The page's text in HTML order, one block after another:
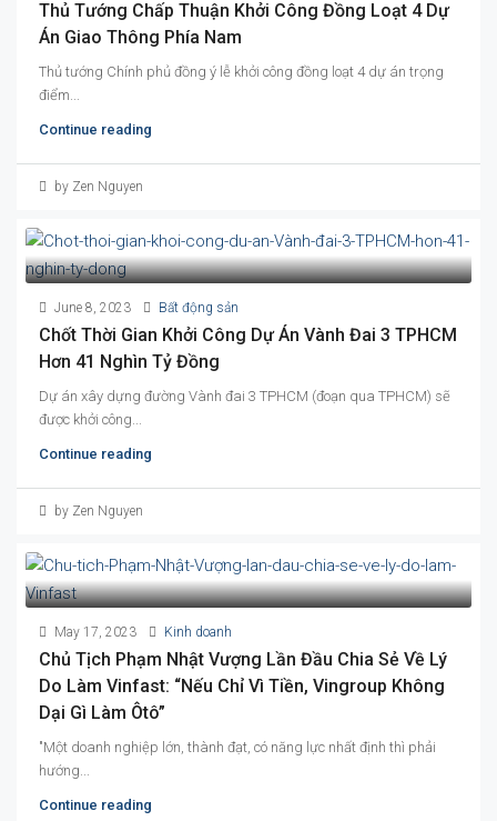
Thủ Tướng Chấp Thuận Khởi Công Đồng Loạt 4 Dự
Án Giao Thông Phía Nam
Thủ tướng Chính phủ đồng ý lễ khởi công đồng loạt 4 dự án trọng
điểm...
Continue reading
by Zen Nguyen
June 8, 2023 Bất động sản
Chốt Thời Gian Khởi Công Dự Án Vành Đai 3 TPHCM
Hơn 41 Nghìn Tỷ Đồng
Dự án xây dựng đường Vành đai 3 TPHCM (đoạn qua TPHCM) sẽ
được khởi công...
Continue reading
by Zen Nguyen
May 17, 2023 Kinh doanh
Chủ Tịch Phạm Nhật Vượng Lần Đầu Chia Sẻ Về Lý
Do Làm Vinfast: “Nếu Chỉ Vì Tiền, Vingroup Không
Dại Gì Làm Ôtô”
"Một doanh nghiệp lớn, thành đạt, có năng lực nhất định thì phải
hướng...
Continue reading